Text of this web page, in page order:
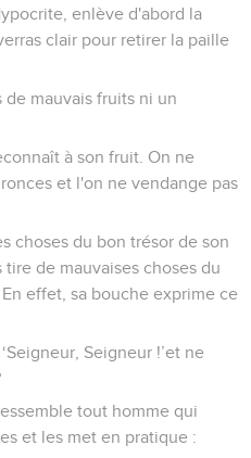
enlève d'abord la
clair pour retirer la paille
de mauvais fruits ni un
à son fruit. On ne
et l'on ne vendange pas
choses du bon trésor de son
de mauvaises choses du
effet, sa bouche exprime ce
Seigneur !’et ne
tout homme qui
et les met en pratique :